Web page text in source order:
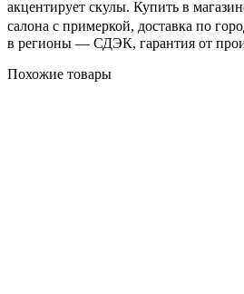
акцентирует скулы. Купить в
салона с примеркой, доставка по
в регионы — СДЭК, гарантия от
Похожие товары